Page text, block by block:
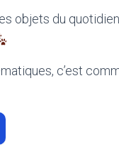
objets du
c’est